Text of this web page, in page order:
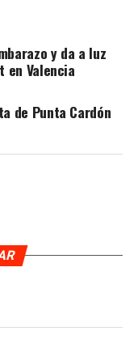
y da a luz
Valencia
de Punta Cardón